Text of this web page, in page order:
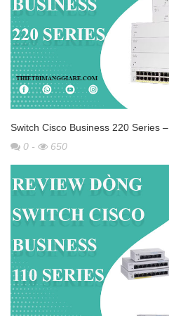
Switch Cisco Business 220 Series
0 - 650